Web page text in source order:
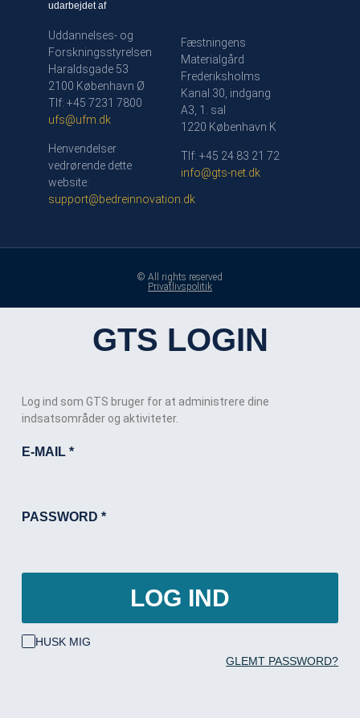
udarbejdet af
Uddannelses- og
Forskningsstyrelsen
Haraldsgade 53
2100 København Ø
Tlf: +45 7231 7800
ufs@ufm.dk
Henvendelser
vedrørende dette
website:
support@bedreinnovation.dk
Fæstningens
Materialgård
Frederiksholms
Kanal 30, indgang
A3, 1. sal
1220 København K
Tlf: +45 24 83 21 72
info@gts-net.dk
© All rights reserved
Privatlivspolitik
GTS LOGIN
Log ind som GTS bruger for at administrere dine
indsatsområder og aktiviteter.
E-MAIL *
PASSWORD *
LOG IND
HUSK MIG
GLEMT PASSWORD?